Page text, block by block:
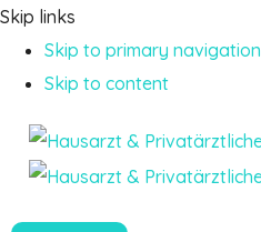
Skip links
Skip to primary navigation
Skip to content